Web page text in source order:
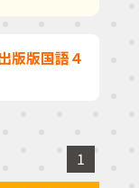
版版国語４
1